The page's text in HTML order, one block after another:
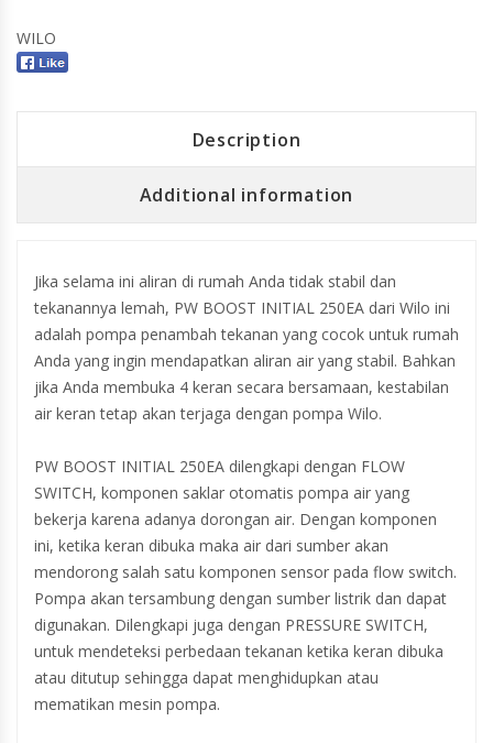
WILO
Description
Additional information
Jika selama ini aliran di rumah Anda tidak stabil dan
tekanannya lemah, PW BOOST INITIAL 250EA dari Wilo ini
adalah pompa penambah tekanan yang cocok untuk rumah
Anda yang ingin mendapatkan aliran air yang stabil. Bahkan
jika Anda membuka 4 keran secara bersamaan, kestabilan
air keran tetap akan terjaga dengan pompa Wilo.
PW BOOST INITIAL 250EA dilengkapi dengan FLOW
SWITCH, komponen saklar otomatis pompa air yang
bekerja karena adanya dorongan air. Dengan komponen
ini, ketika keran dibuka maka air dari sumber akan
mendorong salah satu komponen sensor pada flow switch.
Pompa akan tersambung dengan sumber listrik dan dapat
digunakan. Dilengkapi juga dengan PRESSURE SWITCH,
untuk mendeteksi perbedaan tekanan ketika keran dibuka
atau ditutup sehingga dapat menghidupkan atau
mematikan mesin pompa.